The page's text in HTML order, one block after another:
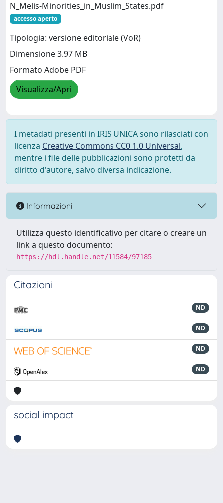
N_Melis-Minorities_in_Muslim_States.pdf
accesso aperto
Tipologia: versione editoriale (VoR)
Dimensione 3.97 MB
Formato Adobe PDF
Visualizza/Apri
I metadati presenti in IRIS UNICA sono rilasciati con
licenza Creative Commons CC0 1.0 Universal,
mentre i file delle pubblicazioni sono protetti da
diritto d'autore, salvo diversa indicazione.
Informazioni
Utilizza questo identificativo per citare o creare un
link a questo documento:
https://hdl.handle.net/11584/97185
Citazioni
ND
ND
ND
ND
social impact